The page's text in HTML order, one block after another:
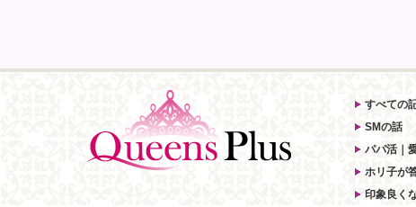
すべての
SMの話
パパ活｜
ホリ子が
印象良く